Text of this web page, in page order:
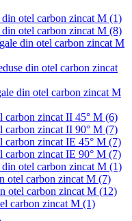
otel carbon zincat M (1)
otel carbon zincat M (8)
din otel carbon zincat M
din otel carbon zincat
din otel carbon zincat M
carbon zincat II 45° M (6)
carbon zincat II 90° M (7)
carbon zincat IE 45° M (7)
carbon zincat IE 90° M (7)
otel carbon zincat M (1)
otel carbon zincat M (7)
otel carbon zincat M (12)
carbon zincat M (1)